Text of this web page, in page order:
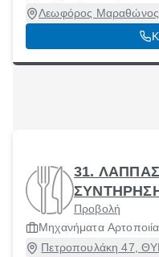
Λεωφόρος Μαραθώνος
31.
Προβολή
Μηχανήματα
Πετροπουλάκη 47,